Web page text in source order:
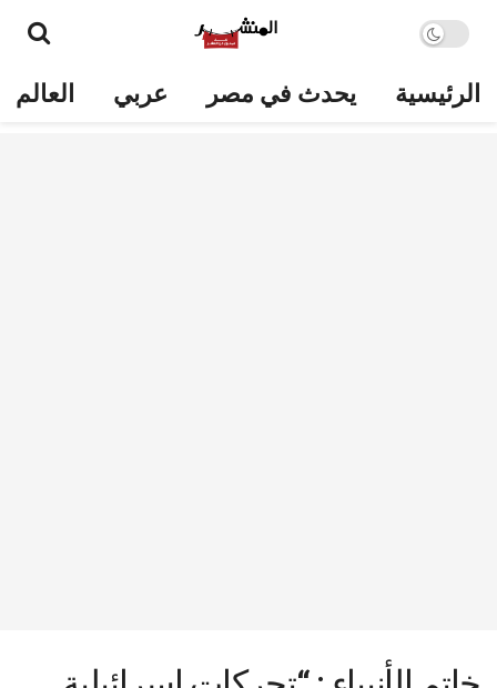
الرئيسية يحدث في مصر عربي العالم